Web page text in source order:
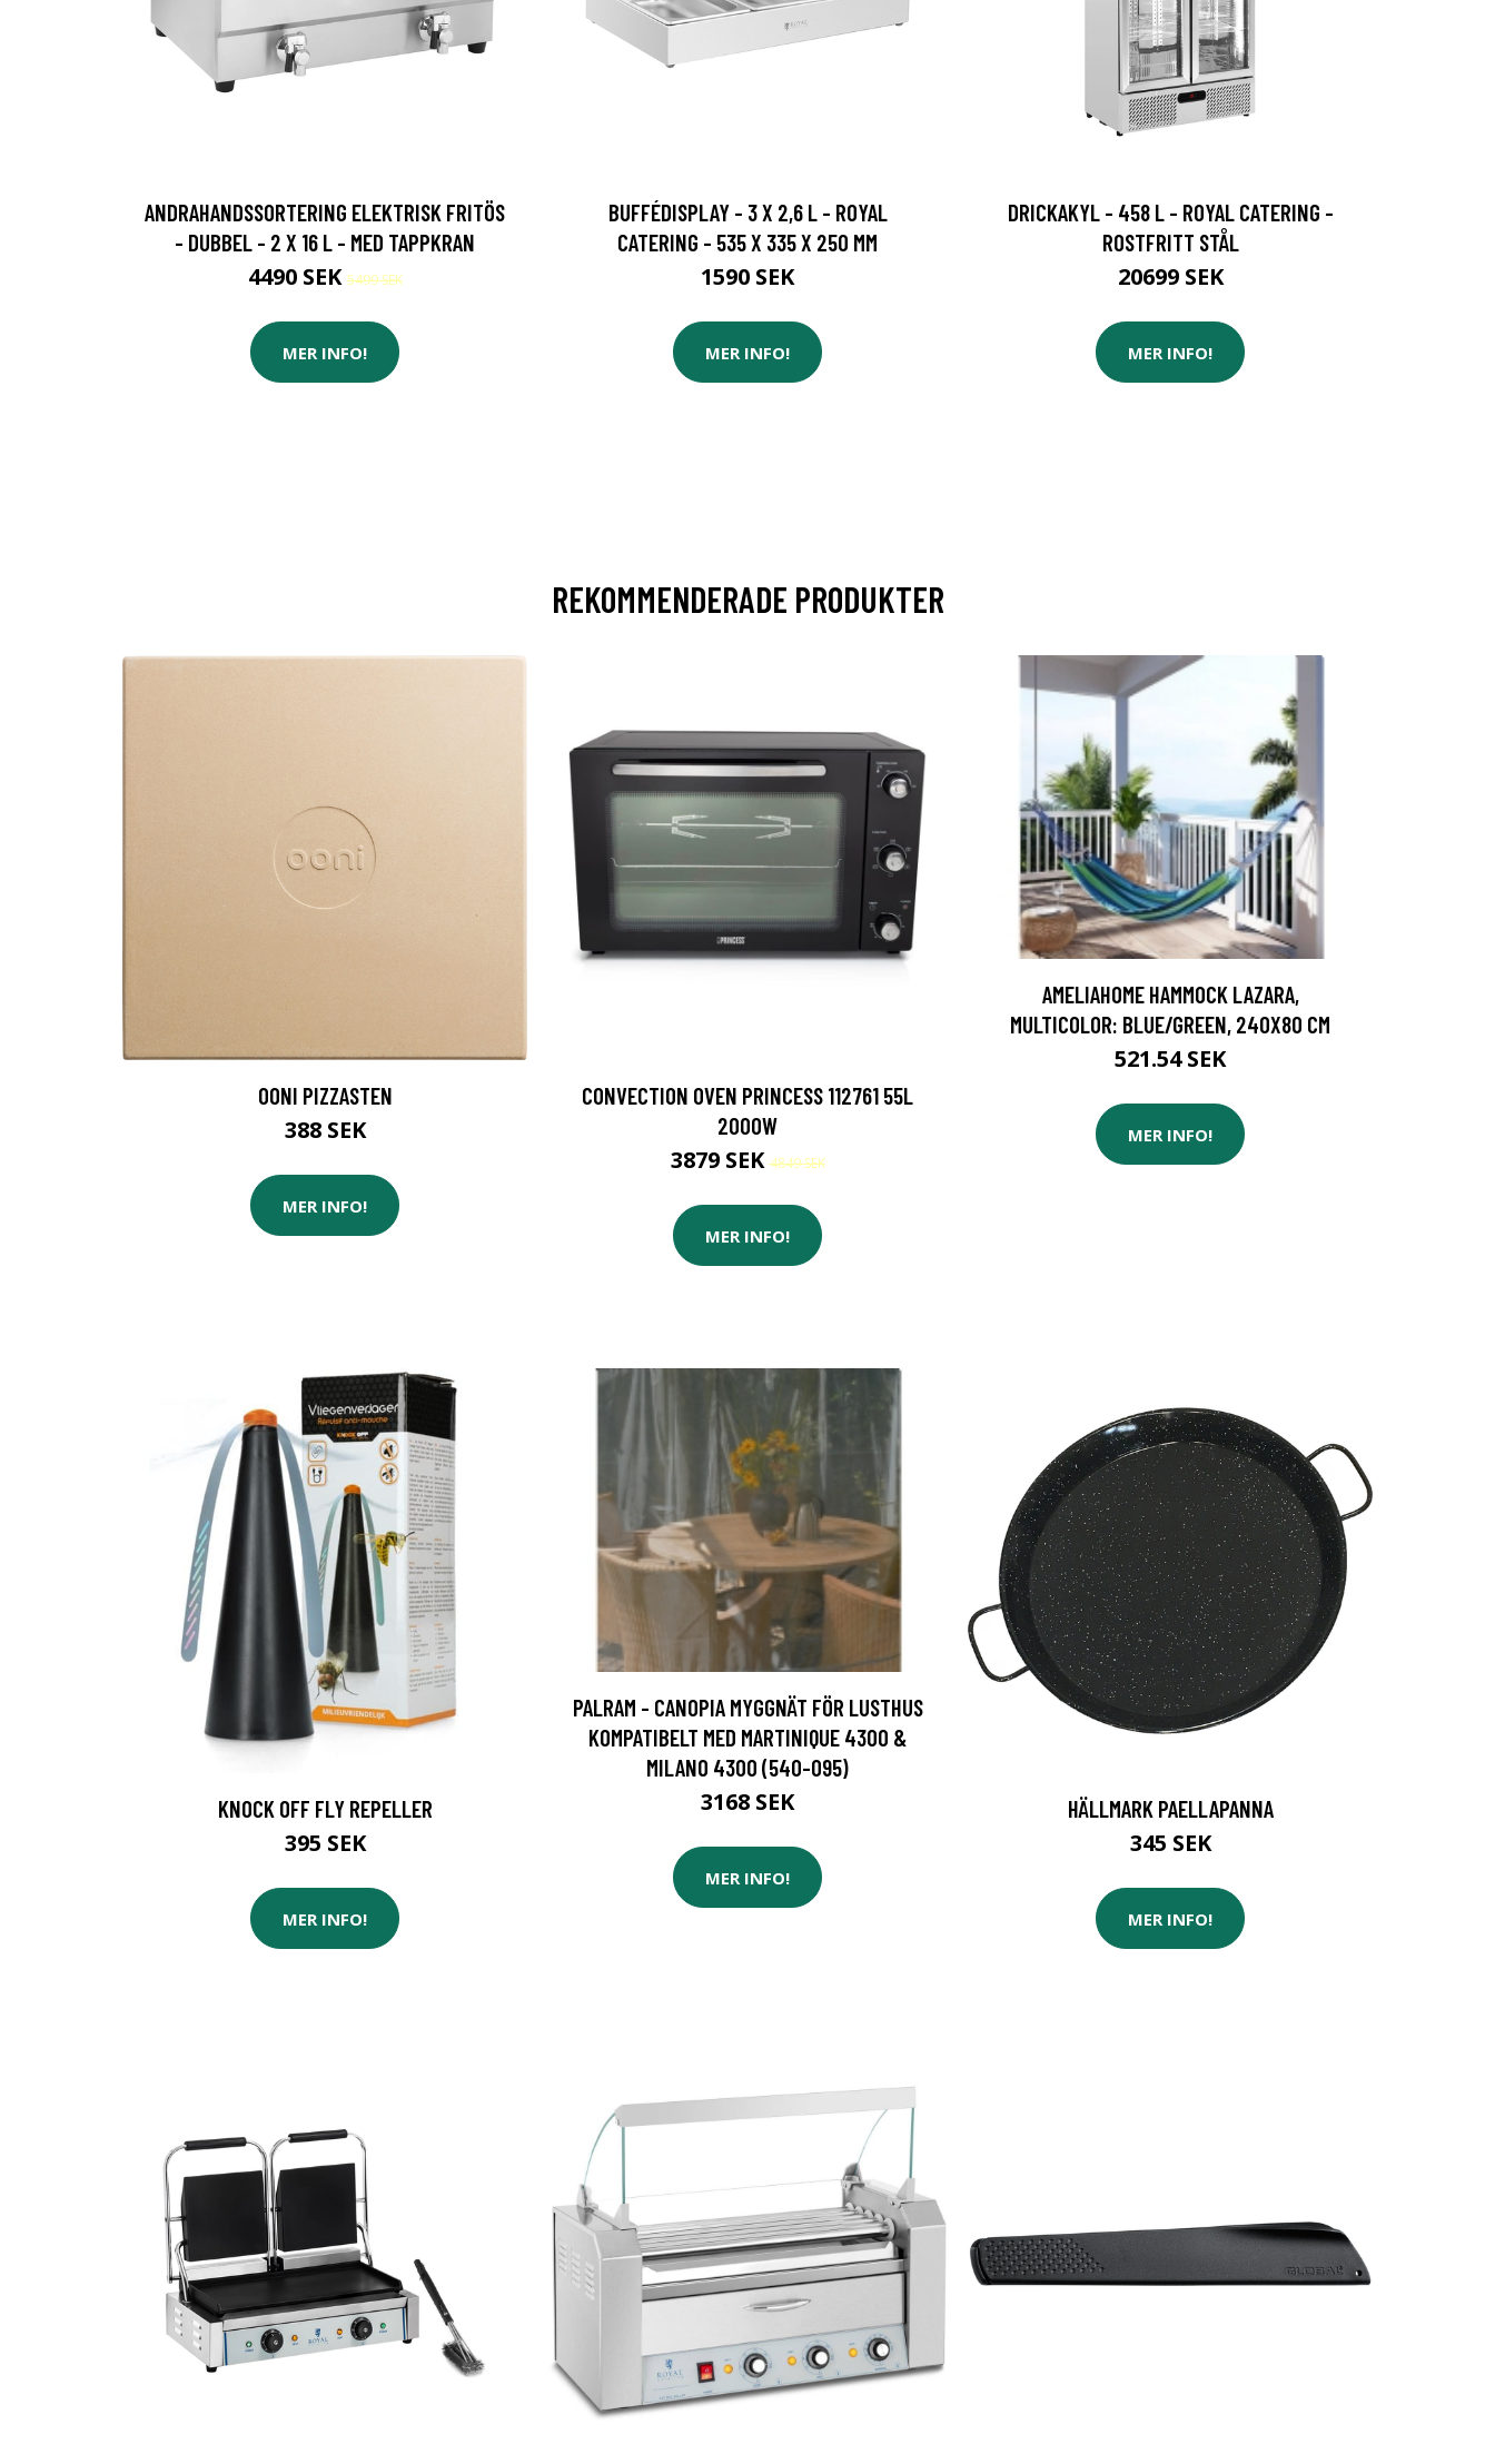
ANDRAHANDSSORTERING ELEKTRISK FRITÖS
- DUBBEL - 2 X 16 L - MED TAPPKRAN
4490 SEK5499 SEK
MER INFO!
BUFFÉDISPLAY - 3 X 2,6 L - ROYAL
CATERING - 535 X 335 X 250 MM
1590 SEK
MER INFO!
DRICKAKYL - 458 L - ROYAL CATERING -
ROSTFRITT STÅL
20699 SEK
MER INFO!
REKOMMENDERADE PRODUKTER
OONI PIZZASTEN
388 SEK
MER INFO!
CONVECTION OVEN PRINCESS 112761 55L
2000W
3879 SEK4849 SEK
MER INFO!
AMELIAHOME HAMMOCK LAZARA,
MULTICOLOR: BLUE/GREEN, 240X80 CM
521.54 SEK
MER INFO!
KNOCK OFF FLY REPELLER
395 SEK
MER INFO!
PALRAM - CANOPIA MYGGNÄT FÖR LUSTHUS
KOMPATIBELT MED MARTINIQUE 4300 &
MILANO 4300 (540-095)
3168 SEK
MER INFO!
HÄLLMARK PAELLAPANNA
345 SEK
MER INFO!